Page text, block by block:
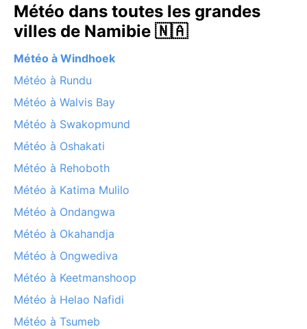
Météo dans toutes les grandes
villes de Namibie 🇳🇦
Météo à Windhoek
Météo à Rundu
Météo à Walvis Bay
Météo à Swakopmund
Météo à Oshakati
Météo à Rehoboth
Météo à Katima Mulilo
Météo à Ondangwa
Météo à Okahandja
Météo à Ongwediva
Météo à Keetmanshoop
Météo à Helao Nafidi
Météo à Tsumeb